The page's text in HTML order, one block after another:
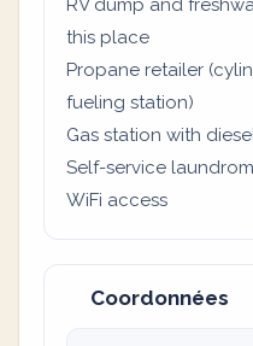
RV dump and
this place
Propane retailer
fueling station)
Gas station with
Self-service
WiFi access
Coordonnées